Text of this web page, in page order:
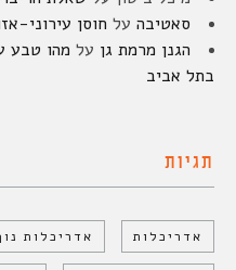
סאטיבה על חוסן עירוני-
הגנן מרמת גן על מהו טבע
בתל אביב
תגיות
אדריכלות אדריכלות